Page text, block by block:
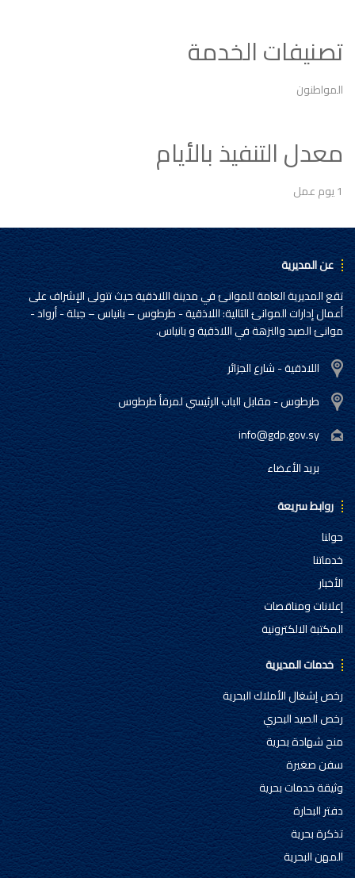
تصنيفات الخدمة
المواطنون
معدل التنفيذ بالأيام
1 يوم عمل
عن المديرية
تقع المديرية العامة للموانئ في مدينة اللاذقية حيث تتولى الإشراف على
أعمال إدارات الموانئ التالية: اللاذقية - طرطوس – بانياس – جبلة - أرواد -
موانئ الصيد والنزهة في اللاذقية و بانياس.
اللاذقية - شارع الجزائر
طرطوس - مقابل الباب الرئيسي لمرفأ طرطوس
info@gdp.gov.sy
بريد الأعضاء
روابط سريعة
حولنا
خدماتنا
الأخبار
إعلانات ومناقصات
المكتبة الالكترونية
خدمات المديرية
رخص إشغال الأملاك البحرية
رخص الصيد البحري
منح شهادة بحرية
سفن صغيرة
وثيقة خدمات بحرية
دفتر البحارة
تذكرة بحرية
المهن البحرية